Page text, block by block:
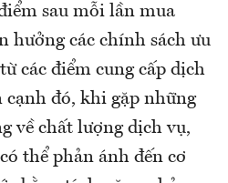
sau mỗi lần mua
hưởng các chính sách ưu
các điểm cung cấp dịch
đó, khi gặp những
về chất lượng dịch vụ,
thể phản ánh đến cơ